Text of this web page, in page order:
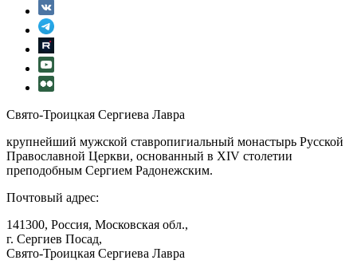
Свято-Троицкая Сергиева Лавра
крупнейший мужской ставропигиальный монастырь Русской
Православной Церкви, основанный в XIV столетии
преподобным Сергием Радонежским.
Почтовый адрес:
141300, Россия, Московская обл.,
г. Сергиев Посад,
Свято-Троицкая Сергиева Лавра